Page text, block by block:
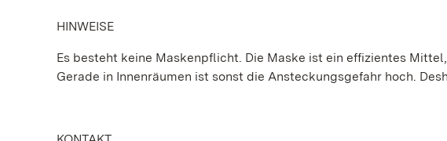
HINWEISE
Es besteht keine Maskenpflicht. Die Maske ist ein effizientes
Gerade in Innenräumen ist sonst die Ansteckungsgefahr hoch.